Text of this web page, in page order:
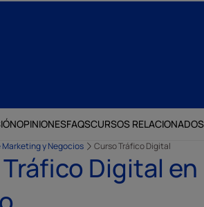
OPINIONESFAQSCURSOS RELACIONADOS
Marketing y Negocios Curso Tráfico Digital
Digital en